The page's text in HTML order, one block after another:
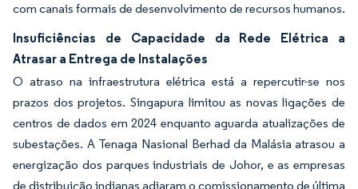
com canais formais de desenvolvimento de recursos humanos.
Insuficiências de Capacidade da Rede Elétrica a
Atrasar a Entrega de Instalações
O atraso na infraestrutura elétrica está a repercutir-se nos
prazos dos projetos. Singapura limitou as novas ligações de
centros de dados em 2024 enquanto aguarda atualizações de
subestações. A Tenaga Nasional Berhad da Malásia atrasou a
energização dos parques industriais de Johor, e as empresas
de distribuição indianas adiaram o comissionamento de última